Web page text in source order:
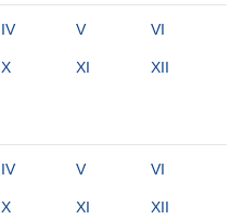
IV V VI
X XI XII
IV V VI
X XI XII